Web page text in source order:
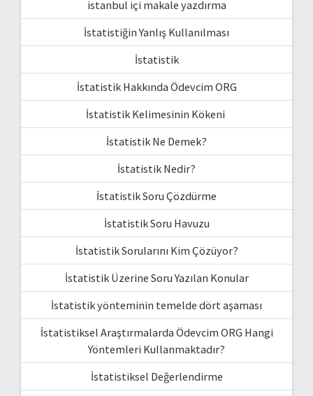
istanbul içi makale yazdırma
İstatistiğin Yanlış Kullanılması
İstatistik
İstatistik Hakkında Ödevcim ORG
İstatistik Kelimesinin Kökeni
İstatistik Ne Demek?
İstatistik Nedir?
İstatistik Soru Çözdürme
İstatistik Soru Havuzu
İstatistik Sorularını Kim Çözüyor?
İstatistik Üzerine Soru Yazılan Konular
İstatistik yönteminin temelde dört aşaması
İstatistiksel Araştırmalarda Ödevcim ORG Hangi
Yöntemleri Kullanmaktadır?
İstatistiksel Değerlendirme